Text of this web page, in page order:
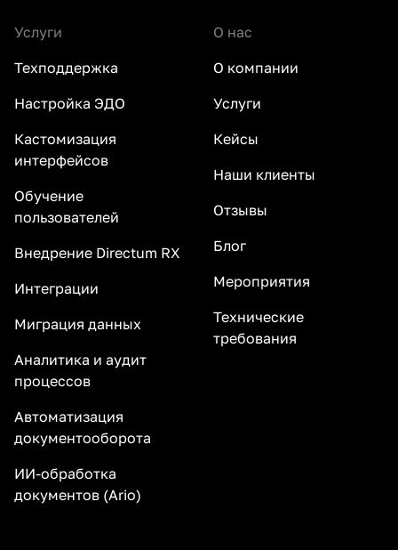
Услуги
Техподдержка
Настройка ЭДО
Кастомизация
интерфейсов
Обучение
пользователей
Внедрение Directum RX
Интеграции
Миграция данных
Аналитика и аудит
процессов
Автоматизация
документооборота
ИИ-обработка
документов (Ario)
О нас
О компании
Услуги
Кейсы
Наши клиенты
Отзывы
Блог
Мероприятия
Технические
требования